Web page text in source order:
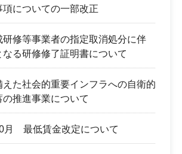
項についての一部改正
研修等事業者の指定取消処分に伴
なる研修修了証明書について
えた社会的重要インフラへの自衛的
の推進事業について
月 最低賃金改定について